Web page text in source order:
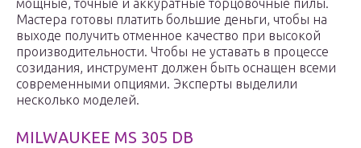
мощные, точные и аккуратные торцовочные пилы.
Мастера готовы платить большие деньги, чтобы на
выходе получить отменное качество при высокой
производительности. Чтобы не уставать в процессе
созидания, инструмент должен быть оснащен всеми
современными опциями. Эксперты выделили
несколько моделей.
MILWAUKEE MS 305 DB